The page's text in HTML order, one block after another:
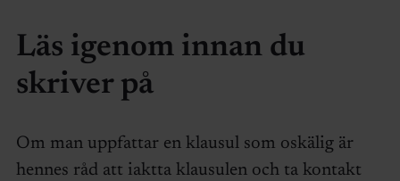
Läs igenom innan du
skriver på
Om man uppfattar en klausul som oskälig är
hennes råd att iaktta klausulen och ta kontakt